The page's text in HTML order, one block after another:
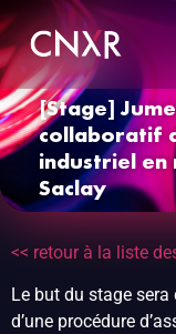
[Stage]
collaboratif
industriel
Saclay
<< retour à la liste
Le but du stage
d’une procédure